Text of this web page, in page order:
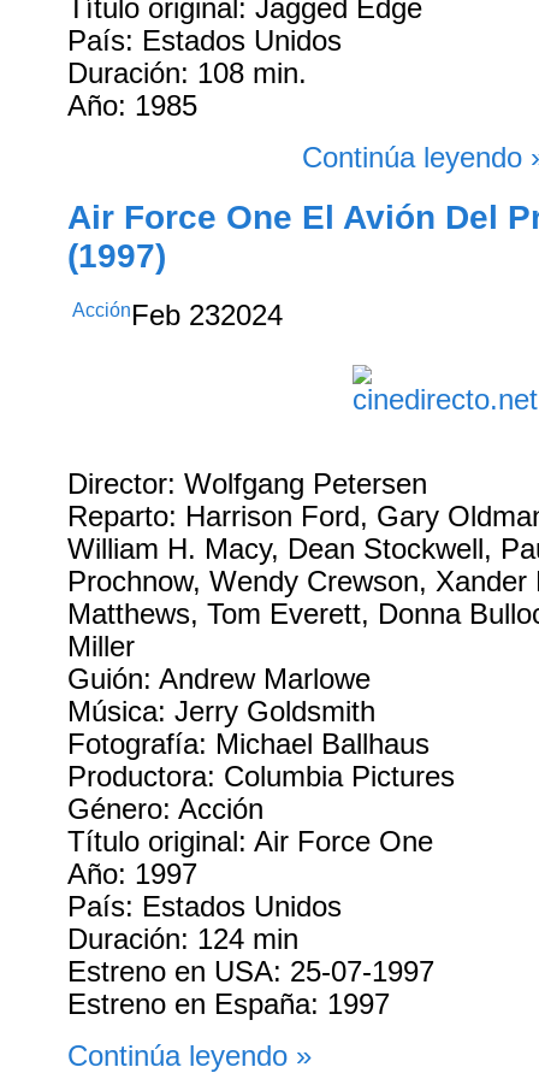
Título original: Jagged Edge
País: Estados Unidos
Duración: 108 min.
Año: 1985
Continúa leyendo
Air Force One El Avión Del
(1997)
AcciónFeb 232024
Director: Wolfgang Petersen
Reparto: Harrison Ford, Gary
William H. Macy, Dean Stockwell,
Prochnow, Wendy Crewson, Xander
Matthews, Tom Everett, Donna
Miller
Guión: Andrew Marlowe
Música: Jerry Goldsmith
Fotografía: Michael Ballhaus
Productora: Columbia Pictures
Género: Acción
Título original: Air Force One
Año: 1997
País: Estados Unidos
Duración: 124 min
Estreno en USA: 25-07-1997
Estreno en España: 1997
Continúa leyendo »